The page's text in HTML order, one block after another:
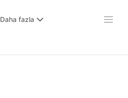
Daha fazla